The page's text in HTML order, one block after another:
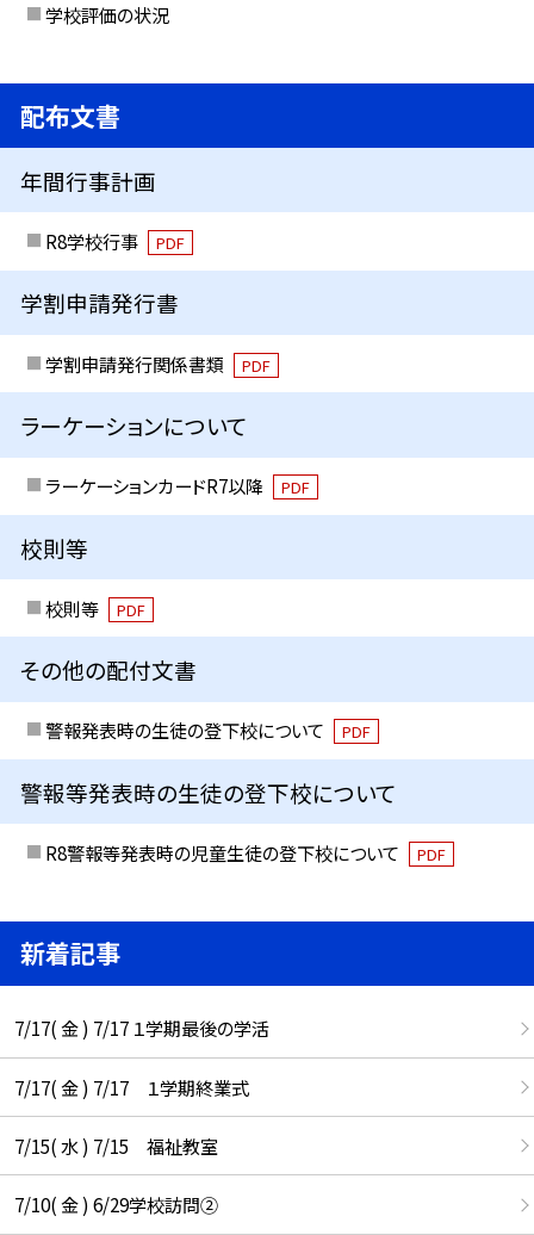
学校評価の状況
配布文書
年間行事計画
R8学校行事 PDF
学割申請発行書
学割申請発行関係書類 PDF
ラーケーションについて
ラーケーションカードR7以降 PDF
校則等
校則等 PDF
その他の配付文書
警報発表時の生徒の登下校について PDF
警報等発表時の生徒の登下校について
R8警報等発表時の児童生徒の登下校について PDF
新着記事
7/17( 金 ) 7/17 １学期最後の学活
7/17( 金 ) 7/17 １学期終業式
7/15( 水 ) 7/15 福祉教室
7/10( 金 ) 6/29学校訪問②